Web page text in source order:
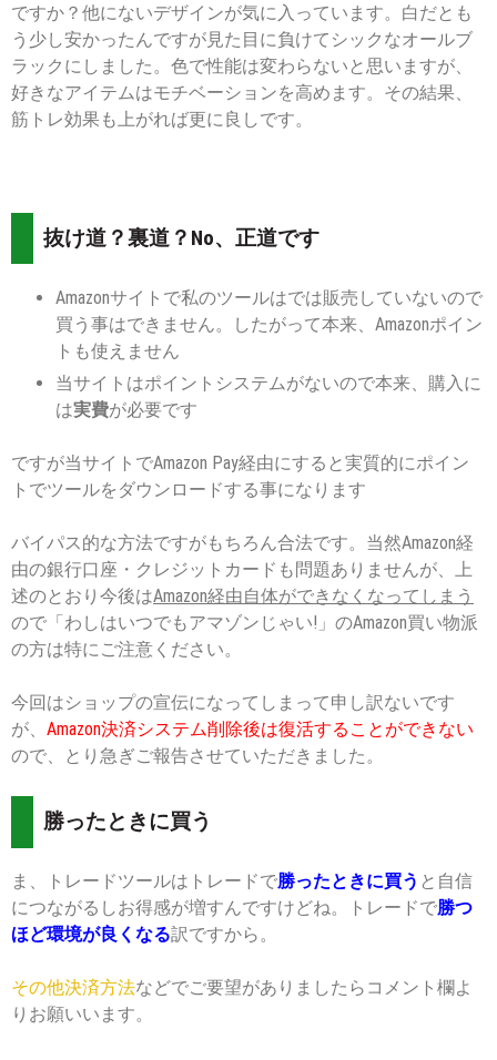
ですか？他にないデザインが気に入っています。白だとも
う少し安かったんですが見た目に負けてシックなオールブ
ラックにしました。色で性能は変わらないと思いますが、
好きなアイテムはモチベーションを高めます。その結果、
筋トレ効果も上がれば更に良しです。
抜け道？裏道？No、正道です
Amazonサイトで私のツールはでは販売していないので
買う事はできません。したがって本来、Amazonポイン
トも使えません
当サイトはポイントシステムがないので本来、購入に
は実費が必要です
ですが当サイトでAmazon Pay経由にすると実質的にポイン
トでツールをダウンロードする事になります
バイパス的な方法ですがもちろん合法です。当然Amazon経
由の銀行口座・クレジットカードも問題ありませんが、上
述のとおり今後はAmazon経由自体ができなくなってしまう
ので「わしはいつでもアマゾンじゃい!」のAmazon買い物派
の方は特にご注意ください。
今回はショップの宣伝になってしまって申し訳ないです
が、 Amazon決済システム削除後は復活することができない
ので、とり急ぎご報告させていただきました。
勝ったときに買う
ま、トレードツールはトレードで勝ったときに買う と自信
につながるしお得感が増すんですけどね。トレードで勝つ
ほど環境が良くなる訳ですから。
その他決済方法などでご要望がありましたらコメント欄よ
りお願いいます。